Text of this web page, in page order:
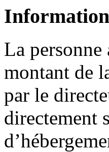
La
montant de
par le
directement